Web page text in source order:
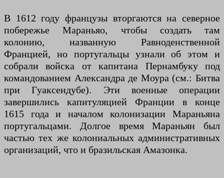
В 1612 году французы вторгаются на северное
побережье Мараньяо, чтобы создать там
колонию, названную Равноденственной
Францией, но португальцы узнали об этом и
собрали войска от капитана Пернамбуку под
командованием Александра де Моура (см.: Битва
при Гуаксендубе). Эти военные операции
завершились капитуляцией Франции в конце
1615 года и началом колонизации Мараньяна
португальцами. Долгое время Мараньян был
частью тех же колониальных административных
организаций, что и бразильская Амазонка.